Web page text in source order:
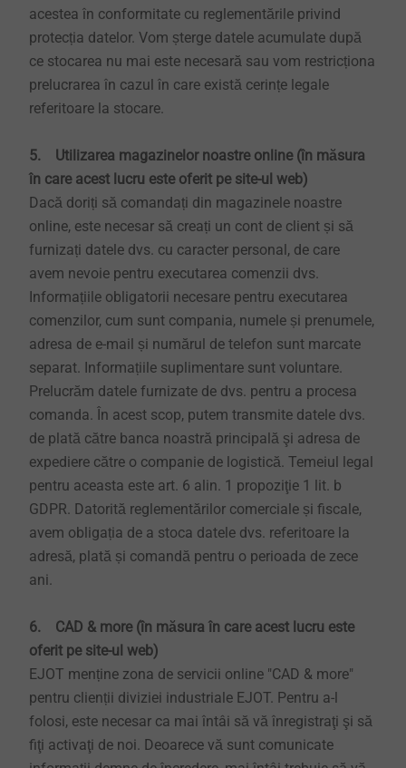
acestea în conformitate cu reglementările privind
protecția datelor. Vom șterge datele acumulate după
ce stocarea nu mai este necesară sau vom restricționa
prelucrarea în cazul în care există cerințe legale
referitoare la stocare.
5. Utilizarea magazinelor noastre online (în măsura
în care acest lucru este oferit pe site-ul web)
Dacă doriți să comandați din magazinele noastre
online, este necesar să creați un cont de client și să
furnizați datele dvs. cu caracter personal, de care
avem nevoie pentru executarea comenzii dvs.
Informațiile obligatorii necesare pentru executarea
comenzilor, cum sunt compania, numele și prenumele,
adresa de e-mail și numărul de telefon sunt marcate
separat. Informațiile suplimentare sunt voluntare.
Prelucrăm datele furnizate de dvs. pentru a procesa
comanda. În acest scop, putem transmite datele dvs.
de plată către banca noastră principală şi adresa de
expediere către o companie de logistică. Temeiul legal
pentru aceasta este art. 6 alin. 1 propoziţie 1 lit. b
GDPR. Datorită reglementărilor comerciale și fiscale,
avem obligația de a stoca datele dvs. referitoare la
adresă, plată și comandă pentru o perioada de zece
ani.
6. CAD & more (în măsura în care acest lucru este
oferit pe site-ul web)
EJOT menține zona de servicii online "CAD & more"
pentru clienții diviziei industriale EJOT. Pentru a-l
folosi, este necesar ca mai întâi să vă înregistraţi şi să
fiţi activaţi de noi. Deoarece vă sunt comunicate